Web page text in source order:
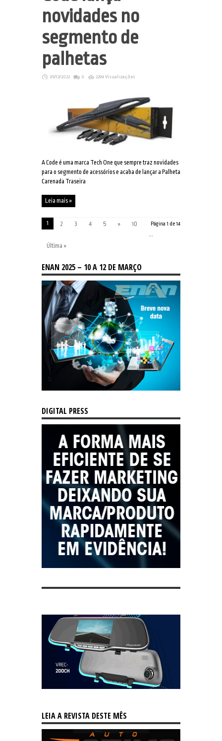
novidades no
segmento de
palhetas
05/12/2022 0 2294 Visualizações
A Code é uma marca Tech One que sempre traz novidades
para o segmento de acessórios e acaba de lançar a Palheta
Carenada Traseira
Leia mais »
Página 1 de 14
1 2 3 4 5 »
10
...
Última »
ENAN 2025 – 10 A 12 DE MARÇO
DIGITAL PRESS
LEIA A REVISTA DESTE MÊS